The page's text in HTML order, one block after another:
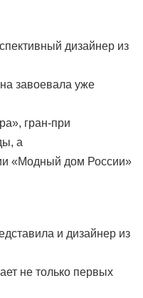
дизайнер из
завоевала уже
гран-при
а
«Модный дом России»
и дизайнер из
не только первых